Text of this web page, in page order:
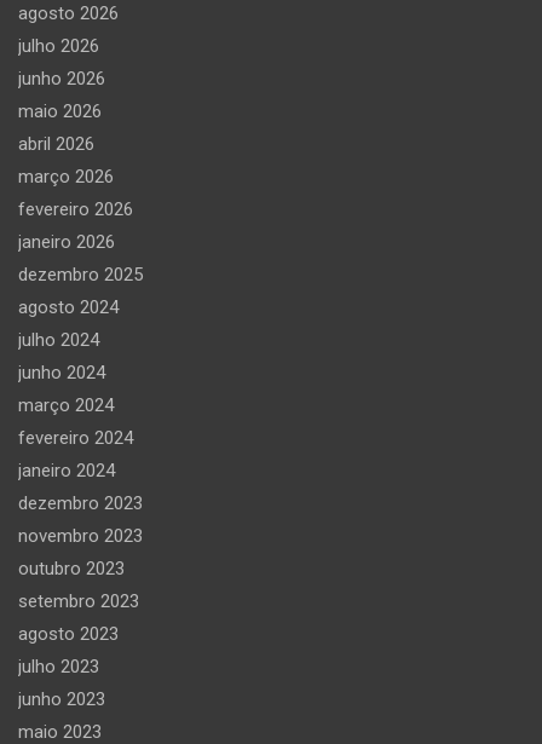
agosto 2026
julho 2026
junho 2026
maio 2026
abril 2026
março 2026
fevereiro 2026
janeiro 2026
dezembro 2025
agosto 2024
julho 2024
junho 2024
março 2024
fevereiro 2024
janeiro 2024
dezembro 2023
novembro 2023
outubro 2023
setembro 2023
agosto 2023
julho 2023
junho 2023
maio 2023